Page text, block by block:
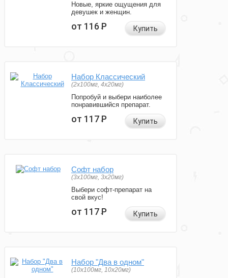
Новые, яркие ощущения для
девушек и женщин.
от 116Р Купить
Набор Классический
(2x100мг, 4x20мг)
Попробуй и выбери наиболее
понравившийся препарат.
от 117Р Купить
Софт набор
(3x100мг, 3x20мг)
Выбери софт-препарат на
свой вкус!
от 117Р Купить
Набор "Два в одном"
(10x100мг, 10x20мг)